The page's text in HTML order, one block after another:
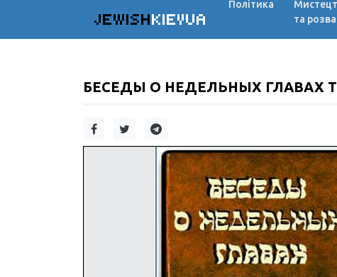
JEWISHKIEVUA
Політика
та
БЕСЕДЫ О НЕДЕЛЬНЫХ ГЛАВАХ